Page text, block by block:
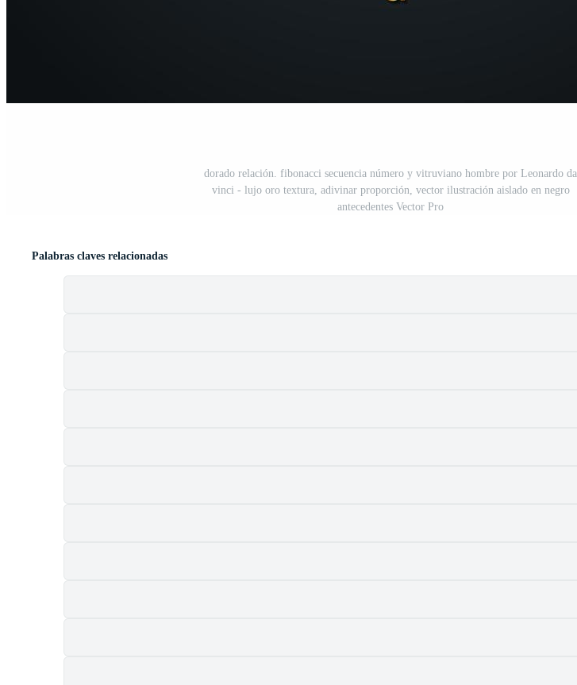
dorado relación. fibonacci secuencia número y vitruviano hombre por Leonardo da
vinci - lujo oro textura, adivinar proporción, vector ilustración aislado en negro
antecedentes Vector Pro
Palabras claves relacionadas